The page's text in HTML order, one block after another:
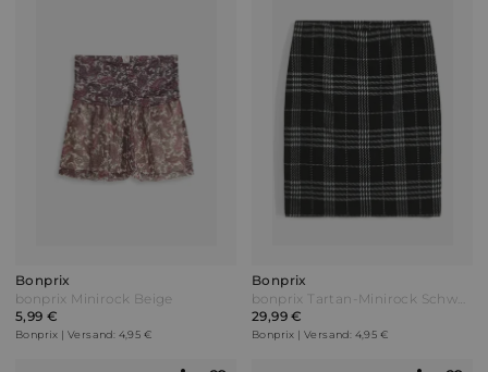
Bonprix
bonprix Minirock Beige
5,99 €
Bonprix | Versand: 4,95 €
Bonprix
bonprix Tartan-Minirock Schwarz
29,99 €
Bonprix | Versand: 4,95 €